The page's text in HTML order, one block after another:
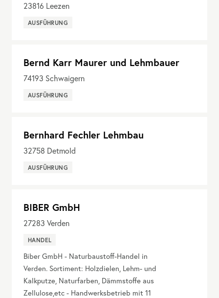
23816 Leezen
AUSFÜHRUNG
Bernd Karr Maurer und Lehmbauer
74193 Schwaigern
AUSFÜHRUNG
Bernhard Fechler Lehmbau
32758 Detmold
AUSFÜHRUNG
BIBER GmbH
27283 Verden
HANDEL
Biber GmbH - Naturbaustoff-Handel in
Verden. Sortiment: Holzdielen, Lehm- und
Kalkputze, Naturfarben, Dämmstoffe aus
Zellulose,etc - Handwerksbetrieb mit 11